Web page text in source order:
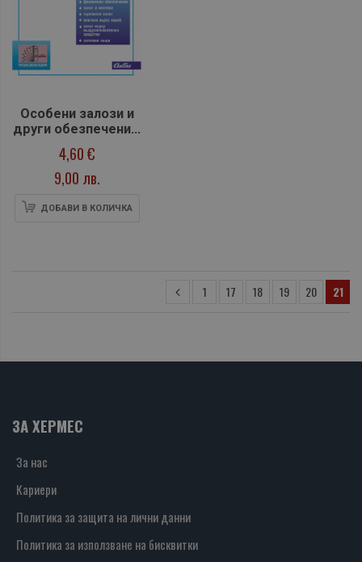
Особени залози и
други обезпечения,
10 издание
4,60 €
9,00 лв.
ДОБАВИ В КОЛИЧКА
1 17 18 19 20 21
ЗА ХЕРМЕС
За нас
Кариери
Политика за защита на лични данни
Политика за използване на бисквитки